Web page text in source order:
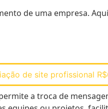
de uma empresa.
de site profissional
a troca de